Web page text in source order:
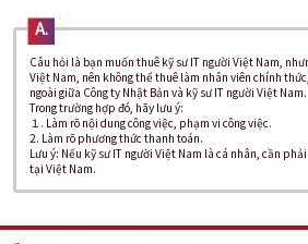
A.
Câu hỏi là bạn muốn thuê kỹ sư IT người Việt Nam,
Việt Nam, nên không thể thuê làm nhân viên chính
ngoài giữa Công ty Nhật Bản và kỹ sư IT người Việt Nam.
Trong trường hợp đó, hãy lưu ý:
１. Làm rõ nội dung công việc, phạm vi công việc.
2. Làm rõ phương thức thanh toán.
Lưu ý: Nếu kỹ sư IT người Việt Nam là cá nhân, cần
tại Việt Nam.